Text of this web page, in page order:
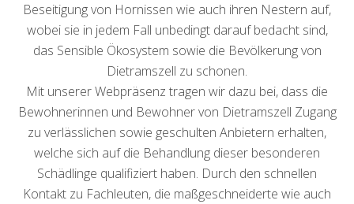
Beseitigung von Hornissen wie auch ihren Nestern auf,
wobei sie in jedem Fall unbedingt darauf bedacht sind,
das Sensible Ökosystem sowie die Bevölkerung von
Dietramszell zu schonen.
Mit unserer Webpräsenz tragen wir dazu bei, dass die
Bewohnerinnen und Bewohner von Dietramszell Zugang
zu verlässlichen sowie geschulten Anbietern erhalten,
welche sich auf die Behandlung dieser besonderen
Schädlinge qualifiziert haben. Durch den schnellen
Kontakt zu Fachleuten, die maßgeschneiderte wie auch